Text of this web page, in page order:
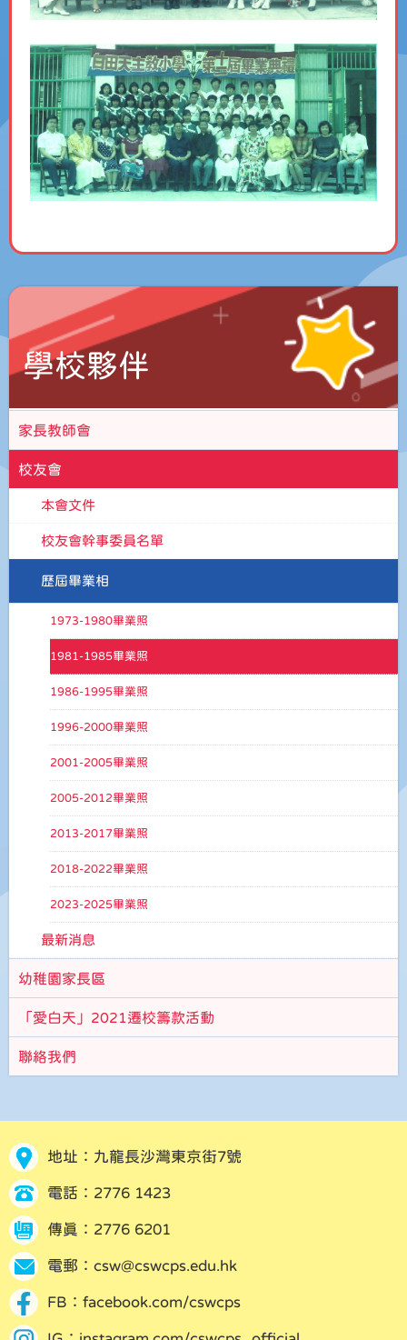
學校夥伴
家長教師會
校友會
本會文件
校友會幹事委員名單
歷屆畢業相
1973-1980畢業照
1981-1985畢業照
1986-1995畢業照
1996-2000畢業照
2001-2005畢業照
2005-2012畢業照
2013-2017畢業照
2018-2022畢業照
2023-2025畢業照
最新消息
幼稚園家長區
「愛白天」2021遷校籌款活動
聯絡我們
地址：九龍長沙灣東京街7號
電話：2776 1423
傳真：2776 6201
電郵： csw@cswcps.edu.hk
FB： facebook.com/cswcps